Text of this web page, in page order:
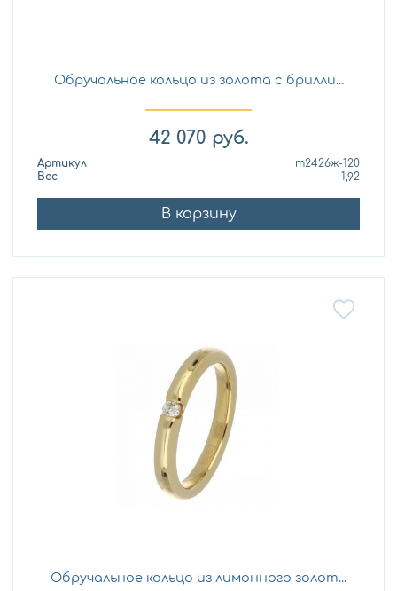
Обручальное кольцо из золота с брилли...
42 070 руб.
Артикул
т2426ж-120
Вес
1,92
В корзину
Обручальное кольцо из лимонного золот...